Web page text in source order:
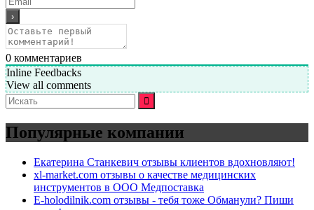
0 комментариев
Inline Feedbacks
View all comments
Искать:
Популярные компании
Екатерина Станкевич отзывы клиентов вдохновляют!
xl-market.com отзывы о качестве медицинских
инструментов в ООО Медпоставка
E-holodilnik.com отзывы - тебя тоже Обманули? Пиши